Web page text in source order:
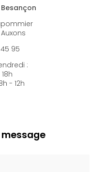
95
:
- 12h
message